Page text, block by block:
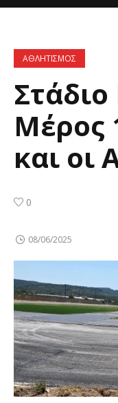
ΑΘΛΗΤΙΣΜΟΣ
Μέρος
και οι
0
08/06/2025